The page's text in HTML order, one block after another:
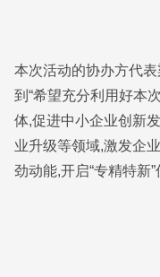
本次活动的协办方代
到“希望充分利用好本
体,促进中小企业创新
业升级等领域,激发企
劲动能,开启“专精特新